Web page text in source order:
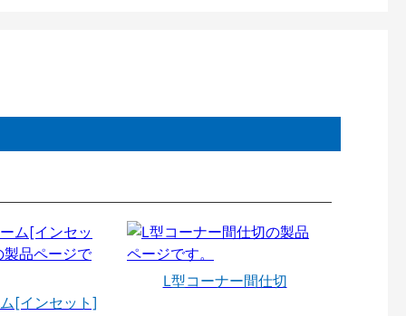
[インセット]
L型コーナー間仕切